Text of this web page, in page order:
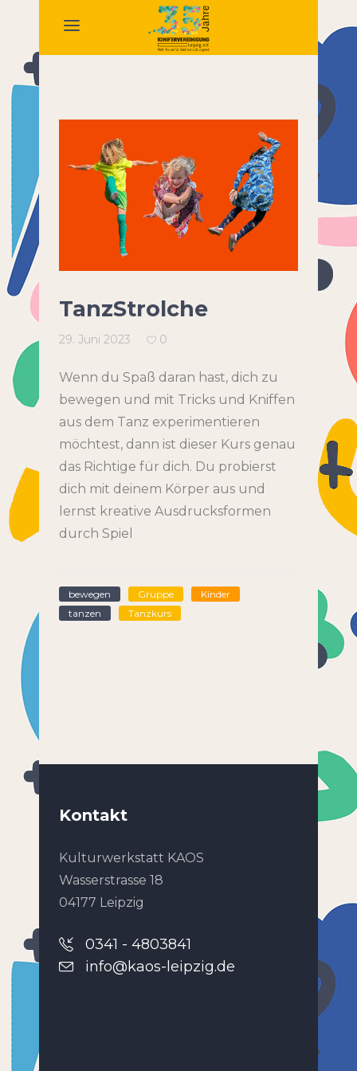
TanzStrolche
29. Juni 2023 0
Wenn du Spaß daran hast, dich zu
bewegen und mit Tricks und Kniffen
aus dem Tanz experimentieren
möchtest, dann ist dieser Kurs genau
das Richtige für dich. Du probierst
dich mit deinem Körper aus und
lernst kreative Ausdrucksformen
durch Spiel
bewegen Gruppe
Kinder
tanzen
Tanzkurs
Kontakt
Kulturwerkstatt KAOS
Wasserstrasse 18
04177 Leipzig
0341 - 4803841
info@kaos-leipzig.de